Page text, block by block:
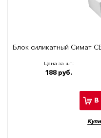
Блок силикатный Симат
Цена за шт:
188 руб.
В